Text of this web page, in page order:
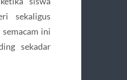
sekaligus
ini
sekadar